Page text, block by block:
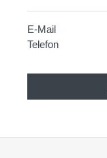
E-Mail
Telefon